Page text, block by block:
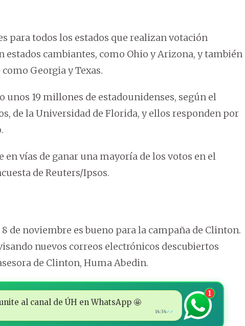
para todos los estados que realizan votación
cambiantes, como Ohio y Arizona, y también
Georgia y Texas.
unos 19 millones de estadounidenses, según el
de la Universidad de Florida, y ellos responden por
vías de ganar una mayoría de los votos en el
de Reuters/Ipsos.
de noviembre es bueno para la campaña de Clinton.
nuevos correos electrónicos descubiertos
de Clinton, Huma Abedin.
al canal de ÚH en WhatsApp 🤩
14:34✓✓
1